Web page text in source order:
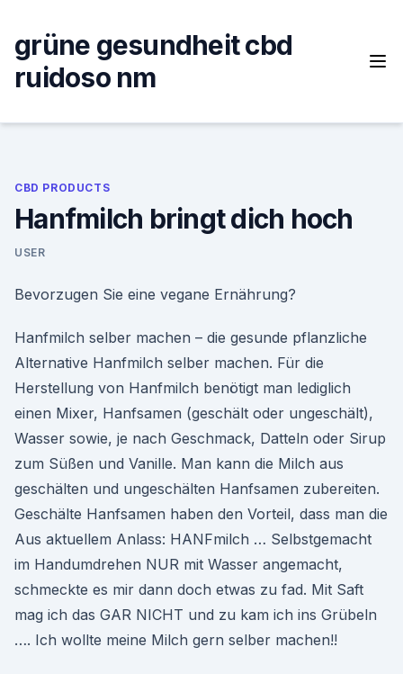
content
grüne gesundheit cbd
ruidoso nm
CBD PRODUCTS
Hanfmilch bringt dich hoch
USER
Bevorzugen Sie eine vegane Ernährung?
Hanfmilch selber machen – die gesunde pflanzliche
Alternative Hanfmilch selber machen. Für die
Herstellung von Hanfmilch benötigt man lediglich
einen Mixer, Hanfsamen (geschält oder ungeschält),
Wasser sowie, je nach Geschmack, Datteln oder Sirup
zum Süßen und Vanille. Man kann die Milch aus
geschälten und ungeschälten Hanfsamen zubereiten.
Geschälte Hanfsamen haben den Vorteil, dass man die
Aus aktuellem Anlass: HANFmilch … Selbstgemacht
im Handumdrehen NUR mit Wasser angemacht,
schmeckte es mir dann doch etwas zu fad. Mit Saft
mag ich das GAR NICHT und zu kam ich ins Grübeln
…. Ich wollte meine Milch gern selber machen!!